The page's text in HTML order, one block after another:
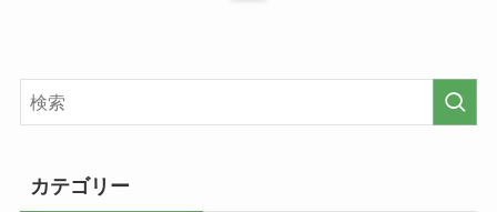
カテゴリー